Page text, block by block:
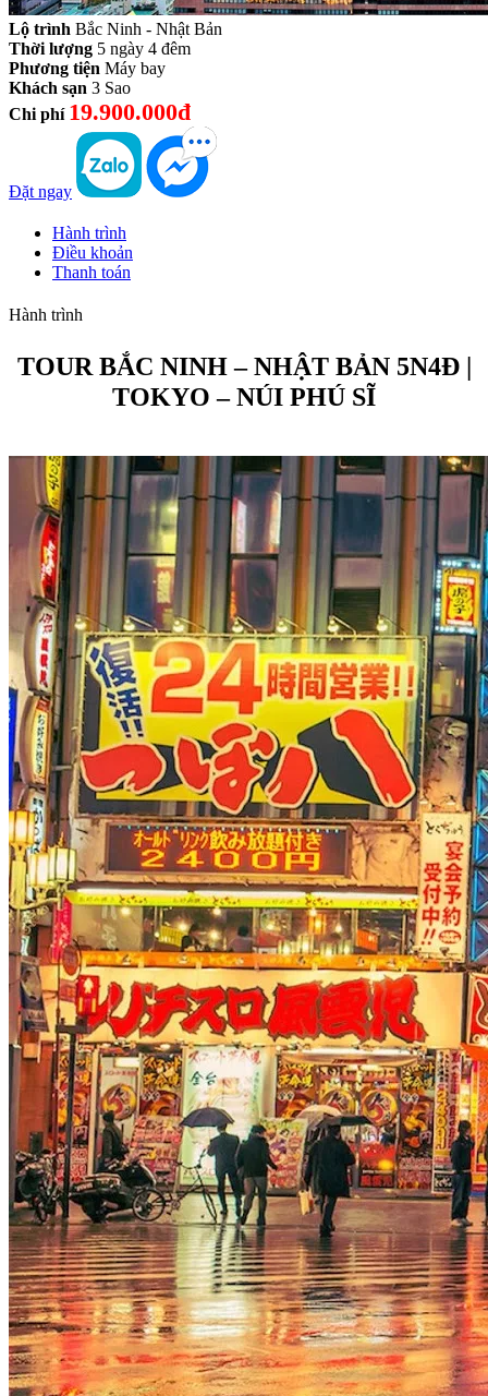
Lộ trình Bắc Ninh - Nhật Bản
Thời lượng 5 ngày 4 đêm
Phương tiện Máy bay
Khách sạn 3 Sao
Chi phí 19.900.000đ
Đặt ngay
Hành trình
Điều khoản
Thanh toán
Hành trình
TOUR BẮC NINH – NHẬT BẢN 5N4Đ |
TOKYO – NÚI PHÚ SĨ